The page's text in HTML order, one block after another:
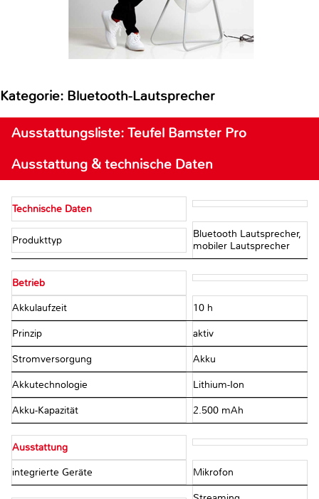
Kategorie: Bluetooth-Lautsprecher
Ausstattungsliste: Teufel Bamster Pro
Ausstattung & technische Daten
Technische Daten
Produkttyp
Bluetooth Lautsprecher,
mobiler Lautsprecher
Betrieb
Akkulaufzeit 10 h
Prinzip aktiv
Stromversorgung Akku
Akkutechnologie Lithium-Ion
Akku-Kapazität 2.500 mAh
Ausstattung
integrierte Geräte Mikrofon